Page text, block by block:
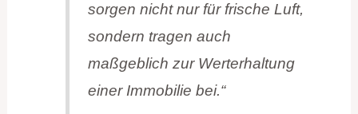
sorgen nicht nur für frische Luft,
sondern tragen auch
maßgeblich zur Werterhaltung
einer Immobilie bei.“